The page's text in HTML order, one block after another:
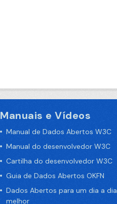
Manuais e Vídeos
Manual de Dados Abertos W3C
Manual do desenvolvedor W3C
Cartilha do desenvolvedor W3C
Guia de Dados Abertos OKFN
Dados Abertos para um dia a dia
melhor